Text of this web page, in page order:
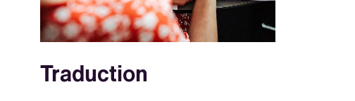
Traduction